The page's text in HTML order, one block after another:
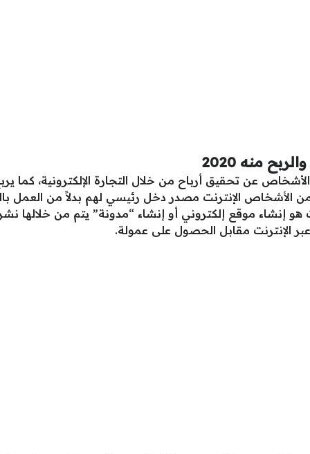
منه 2020
عن تحقيق أرباح من خلال التجارة الإلكترونية، كما
من الأشخاص الإنترنت مصدر دخل رئيسي لهم بدلاً من
هو إنشاء موقع إلكتروني أو إنشاء “مدونة” يتم من
الإنترنت مقابل الحصول على عمولة.